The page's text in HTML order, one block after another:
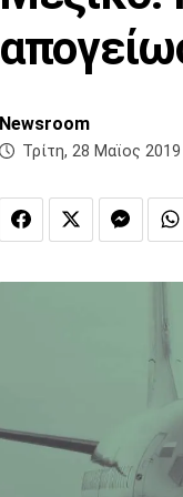
Newsroom
Τρίτη, 28 Μαϊος